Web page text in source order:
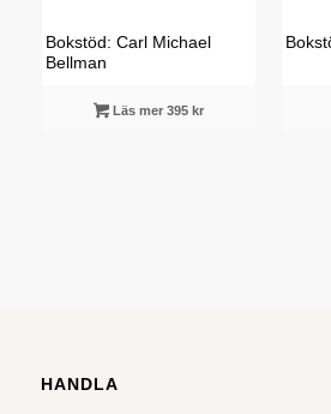
Bokstöd: Carl Michael
Bellman
Läs mer 395 kr
HANDLA